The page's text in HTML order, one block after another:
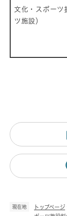
現在地 トップページ
文化・スポーツ
ツ施設）